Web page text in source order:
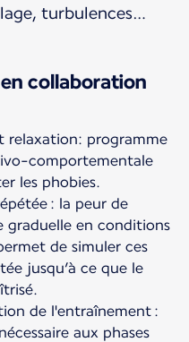
turbulences…
collaboration
relaxation: programme
comportementale
les phobies.
: la peur de
graduelle en conditions
de simuler ces
jusqu’à ce que le
de l'entraînement :
aux phases